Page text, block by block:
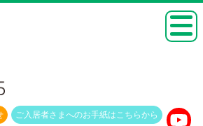
ご入居者さまへのお手紙は こちらから